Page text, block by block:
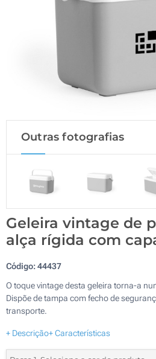
Outras fotografias
Geleira vintage de
alça rígida com
Código:44437
O toque vintage desta geleira torna-a
Dispõe de tampa com fecho de
transporte.
+ Descrição+ Características